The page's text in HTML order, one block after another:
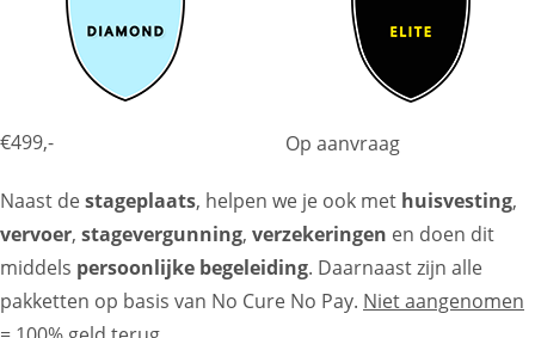
€499,- Op aanvraag
Naast destageplaats, helpen we je ook met huisvesting,
vervoer, stagevergunning, verzekeringen en doen dit
middels persoonlijke begeleiding. Daarnaast zijn alle
pakketten op basis van No Cure No Pay. Niet aangenomen